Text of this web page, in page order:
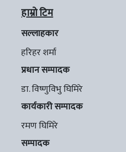
हाम्रो टिम
सल्लाहकार
हरिहर शर्मा
प्रधान सम्पादक
डा. विष्णुविभु घिमिरे
कार्यकारी सम्पादक
रमण घिमिरे
सम्पादक